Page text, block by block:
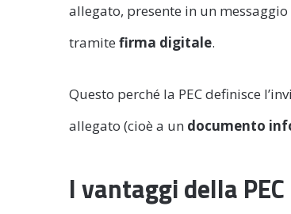
allegato, presente in un messaggio
tramite firma digitale.
Questo perché la PEC definisce
allegato (cioè a un documento
I vantaggi della PEC